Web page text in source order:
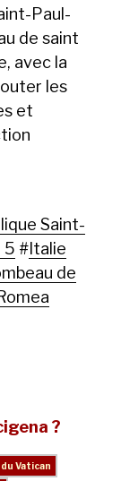
Paul-
de saint
avec la
les
et
Saint-
5 # Italie
de
?